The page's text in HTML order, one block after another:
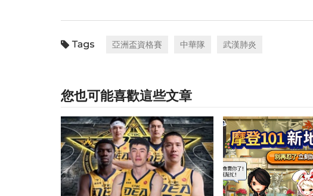
亞洲盃資格賽 中華隊 武漢肺炎
您也可能喜歡這些文章